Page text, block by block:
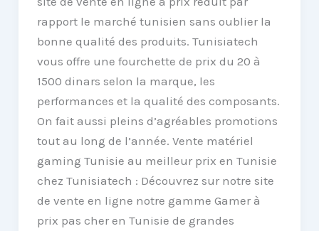
rapport le marché tunisien sans oublier la
bonne qualité des produits. Tunisiatech
vous offre une fourchette de prix du 20 à
1500 dinars selon la marque, les
performances et la qualité des composants.
On fait aussi pleins d’agréables promotions
tout au long de l’année. Vente matériel
gaming Tunisie au meilleur prix en Tunisie
chez Tunisiatech : Découvrez sur notre site
de vente en ligne notre gamme Gamer à
prix pas cher en Tunisie de grandes